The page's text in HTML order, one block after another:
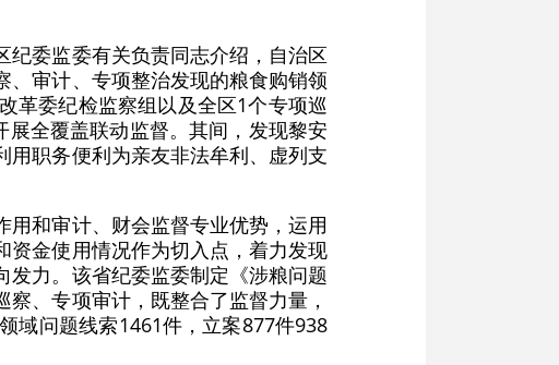
纪委监委有关负责同志介绍，自治区
审计、专项整治发现的粮食购销领
革委纪检监察组以及全区1个专项巡
全覆盖联动监督。其间，发现黎安
用职务便利为亲友非法牟利、虚列支
和审计、财会监督专业优势，运用
资金使用情况作为切入点，着力发现
力。该省纪委监委制定《涉粮问题
、专项审计，既整合了监督力量，
域问题线索1461件，立案877件938